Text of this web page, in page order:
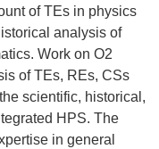
of TEs in physics
analysis of
Work on O2
of TEs, REs, CSs
scientific, historical,
HPS. The
in general